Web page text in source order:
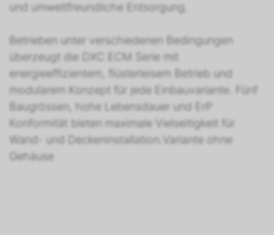
und umweltfreundliche Entsorgung.
Betrieben unter verschiedenen Bedingungen
überzeugt die DXC ECM Serie mit
energieeffizientem, flüsterleisem Betrieb und
modularem Konzept für jede Einbauvariante. Fünf
Baugrössen, hohe Lebensdauer und ErP
Konformität bieten maximale Vielseitigkeit für
Wand- und Deckeninstallation.Variante ohne
Gehäuse